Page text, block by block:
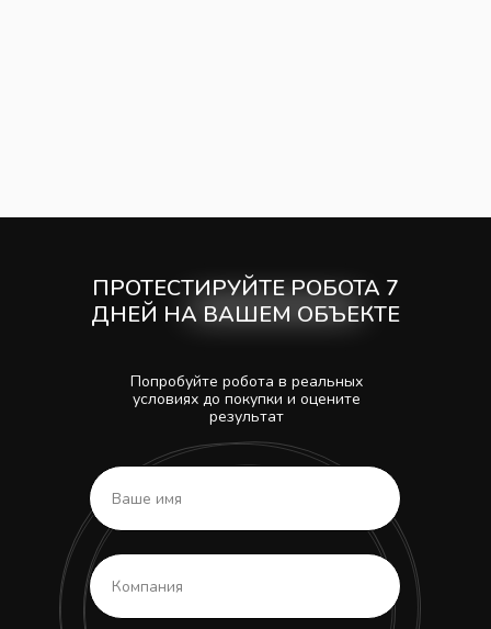
ПРОТЕСТИРУЙТЕ РОБОТА 7
ДНЕЙ НА ВАШЕМ ОБЪЕКТЕ
Попробуйте робота в реальных
условиях до покупки и оцените
результат